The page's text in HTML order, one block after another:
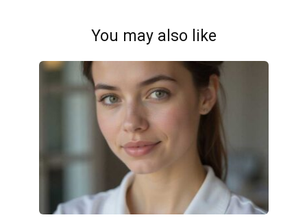
You may also like